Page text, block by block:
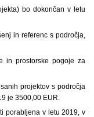
bo dokončan v letu
in referenc s področja,
in prostorske pogoje za
projektov s področja
je 3500,00 EUR.
porabljena v letu 2019, v